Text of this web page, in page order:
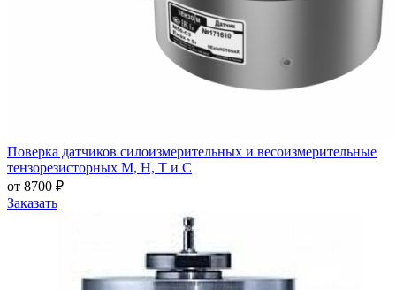
Поверка датчиков силоизмерительных и весоизмерительные
тензорезисторных М, Н, Т и С
от 8700 ₽
Заказать